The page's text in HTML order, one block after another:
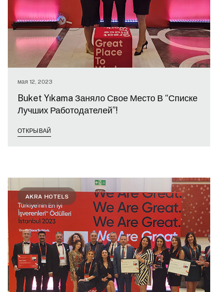
мая 12, 2023
Buket Yıkama Заняло Свое Место В “Списке
Лучших Работодателей”!
ОТКРЫВАЙ
AKRA HOTELS